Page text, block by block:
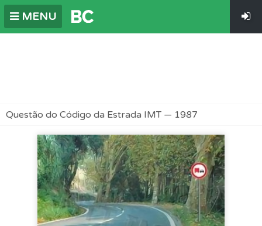
MENU
Questão do Código da Estrada IMT — 1987